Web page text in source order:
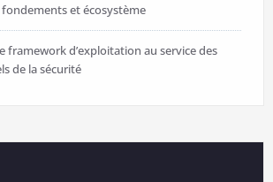
fondements et écosystème
framework d’exploitation au service des
de la sécurité